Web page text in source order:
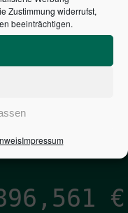
Zustimmung widerrufst,
beeinträchtigen.
Impressum
€